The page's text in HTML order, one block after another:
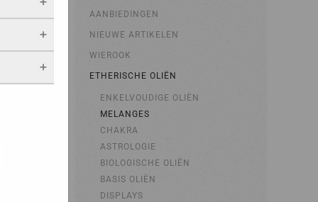
AANBIEDINGEN
NIEUWE ARTIKELEN
WIEROOK
ETHERISCHE OLIËN
ENKELVOUDIGE OLIËN
MELANGES
CHAKRA
ASTROLOGIE
BIOLOGISCHE OLIËN
BASIS OLIËN
DISPLAYS
als jij
blijven
Als je
van